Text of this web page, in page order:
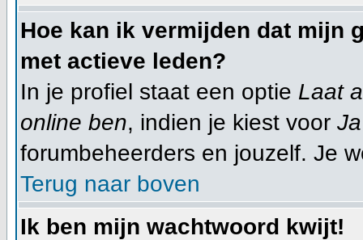
Hoe kan ik vermijden dat mijn
met actieve leden?
In je profiel staat een optie Laat
online ben, indien je kiest voor Ja
forumbeheerders en jouzelf. Je
Terug naar boven
Ik ben mijn wachtwoord kwijt!